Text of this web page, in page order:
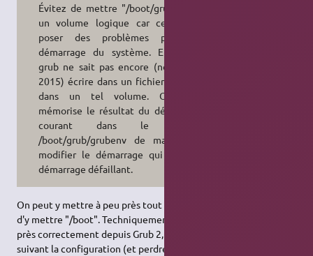
Évitez de mettre "/boot/grub" dans
un volume logique car cela peut
poser des problèmes pour le
démarrage du système. En effet,
grub ne sait pas encore (novembre
2015) écrire dans un fichier localisé
dans un tel volume. Or grub
mémorise le résultat du démarrage
courant dans le fichier
/boot/grub/grubenv de manière à
modifier le démarrage qui suit un
démarrage défaillant.
On peut y mettre à peu près tout … mais il vaut mieux éviter
d'y mettre "/boot". Techniquement, ça doit fonctionner à peu
près correctement depuis Grub 2, mais cela est encore sensible
suivant la configuration (et perdre la capacité de démarrer est